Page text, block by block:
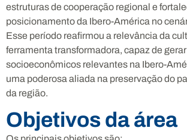
estruturas de cooperação regional e
posicionamento da Ibero-América no
Esse período reafirmou a relevância da
ferramenta transformadora, capaz de
socioeconômicos relevantes na Ibero-
uma poderosa aliada na preservação do
da região.
Objetivos da área